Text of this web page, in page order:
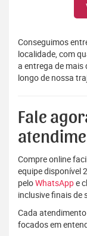
Conseguimos
localidade, com
a entrega de mais
longo de nossa
Fale
Compre online
equipe disponível
peloWhatsAppe
inclusive finais de
Cada
focados em